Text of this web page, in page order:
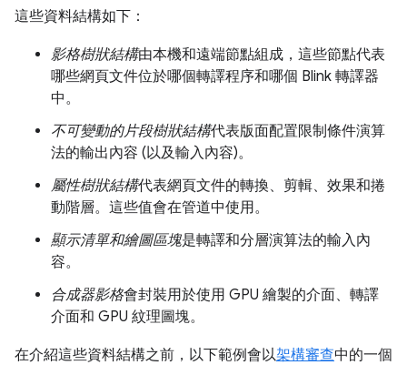
這些資料結構如下：
影格樹狀結構由本機和遠端節點組成，這些節點代表
哪些網頁文件位於哪個轉譯程序和哪個 Blink 轉譯器
中。
不可變動的片段樹狀結構代表版面配置限制條件演算
法的輸出內容 (以及輸入內容)。
屬性樹狀結構代表網頁文件的轉換、剪輯、效果和捲
動階層。這些值會在管道中使用。
顯示清單和繪圖區塊是轉譯和分層演算法的輸入內
容。
合成器影格會封裝用於使用 GPU 繪製的介面、轉譯
介面和 GPU 紋理圖塊。
在介紹這些資料結構之前，以下範例會以架構審查中的一個